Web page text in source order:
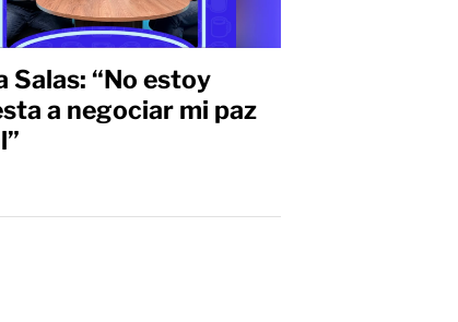
Salas: “No estoy
a negociar mi paz